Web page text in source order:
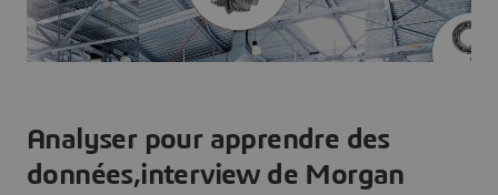
Analyser pour apprendre des
données,interview de Morgan